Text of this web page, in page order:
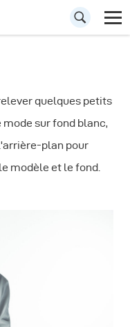
quelques petits
mode sur fond blanc,
plan pour
modèle et le fond.